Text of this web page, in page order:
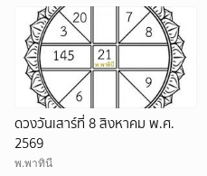
ดวงวันเสาร์ที่ 8 สิงหาคม พ.ศ.
2569
พ.พาทินี